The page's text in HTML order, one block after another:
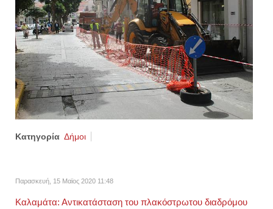
Κατηγορία Δήμοι
Παρασκευή, 15 Μαϊος 2020 11:48
Καλαμάτα: Αντικατάσταση του πλακόστρωτου διαδρόμου